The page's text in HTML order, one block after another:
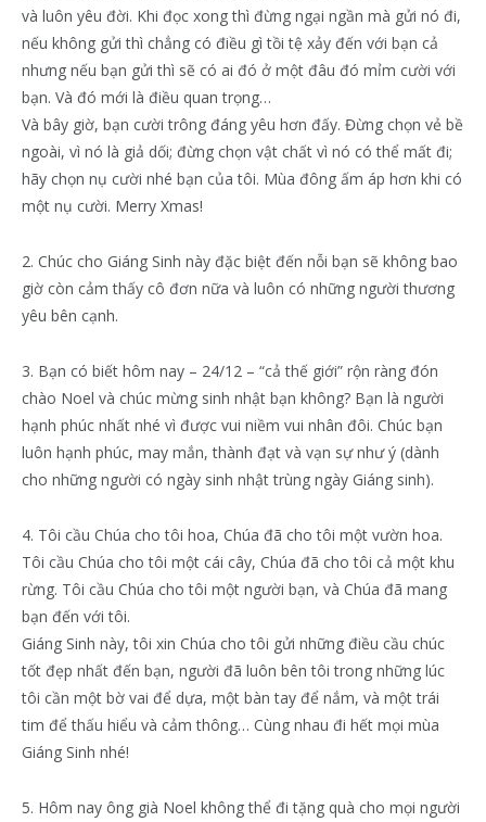
và luôn yêu đời. Khi đọc xong thì đừng ngại ngần mà gửi nó đi,
nếu không gửi thì chẳng có điều gì tồi tệ xảy đến với bạn cả
nhưng nếu bạn gửi thì sẽ có ai đó ở một đâu đó mỉm cười với
bạn. Và đó mới là điều quan trọng…
Và bây giờ, bạn cười trông đáng yêu hơn đấy. Đừng chọn vẻ bề
ngoài, vì nó là giả dối; đừng chọn vật chất vì nó có thể mất đi;
hãy chọn nụ cười nhé bạn của tôi. Mùa đông ấm áp hơn khi có
một nụ cười. Merry Xmas!
2. Chúc cho Giáng Sinh này đặc biệt đến nỗi bạn sẽ không bao
giờ còn cảm thấy cô đơn nữa và luôn có những người thương
yêu bên cạnh.
3. Bạn có biết hôm nay – 24/12 – “cả thế giới” rộn ràng đón
chào Noel và chúc mừng sinh nhật bạn không? Bạn là người
hạnh phúc nhất nhé vì được vui niềm vui nhân đôi. Chúc bạn
luôn hạnh phúc, may mắn, thành đạt và vạn sự như ý (dành
cho những người có ngày sinh nhật trùng ngày Giáng sinh).
4. Tôi cầu Chúa cho tôi hoa, Chúa đã cho tôi một vườn hoa.
Tôi cầu Chúa cho tôi một cái cây, Chúa đã cho tôi cả một khu
rừng. Tôi cầu Chúa cho tôi một người bạn, và Chúa đã mang
bạn đến với tôi.
Giáng Sinh này, tôi xin Chúa cho tôi gửi những điều cầu chúc
tốt đẹp nhất đến bạn, người đã luôn bên tôi trong những lúc
tôi cần một bờ vai để dựa, một bàn tay để nắm, và một trái
tim để thấu hiểu và cảm thông… Cùng nhau đi hết mọi mùa
Giáng Sinh nhé!
5. Hôm nay ông già Noel không thể đi tặng quà cho mọi người